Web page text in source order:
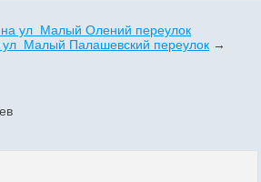
на ул Малый Олений переулок
ул Малый Палашевский переулок →